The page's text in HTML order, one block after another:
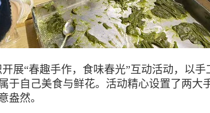
展“春趣手作，食味春光”互动活动，以
于自己美食与鲜花。活动精心设置了两大
盎然。